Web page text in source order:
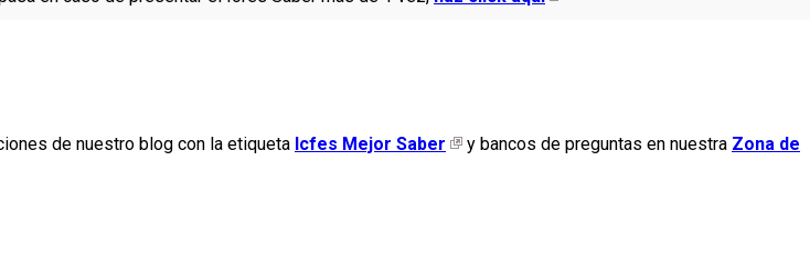
de nuestro blog con la etiqueta Icfes Mejor Saber y bancos de preguntas en nuestra Zona de